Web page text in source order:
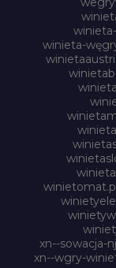
winieta-
xn--sowacja-
xn--wgry-